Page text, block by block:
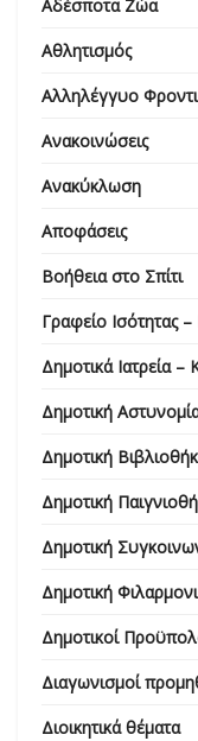
Αδέσποτα Ζώα
Αθλητισμός
Αλληλέγγυο
Ανακοινώσεις
Ανακύκλωση
Αποφάσεις
Βοήθεια στο Σπίτι
Γραφείο Ισότητας
Δημοτικά Ιατρεία –
Δημοτική
Δημοτική
Δημοτική
Δημοτική
Δημοτική
Δημοτικοί
Διαγωνισμοί
Διοικητικά θέματα